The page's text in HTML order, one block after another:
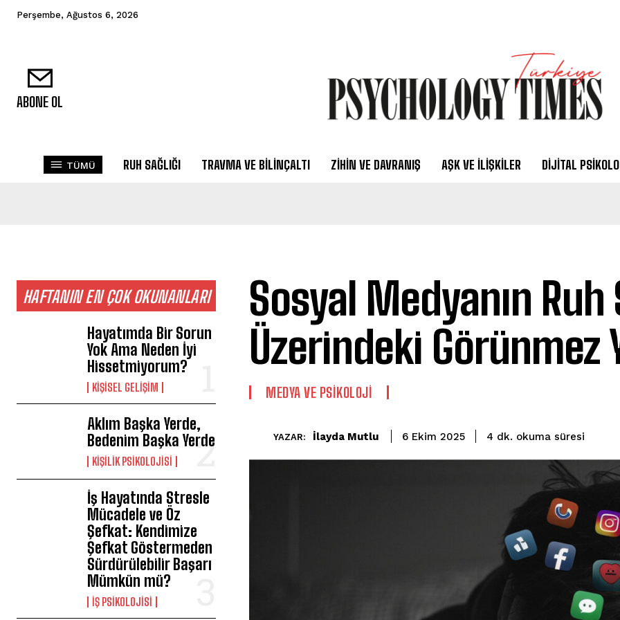
Perşembe, Ağustos 6, 2026
ABONE OL
TÜMÜ RUH SAĞLIĞI TRAVMA VE BILINÇALTI ZIHIN VE DAVRANIŞ AŞK VE İLIŞKILER DIJITAL
HAFTANIN EN ÇOK OKUNANLARI
Hayatımda Bir Sorun
Yok Ama Neden İyi
Hissetmiyorum?
KIŞISEL GELIŞIM
Aklım Başka Yerde,
Bedenim Başka Yerde
KIŞILIK PSIKOLOJISI
İş Hayatında Stresle
Mücadele ve Öz
Şefkat: Kendimize
Şefkat Göstermeden
Sürdürülebilir Başarı
Mümkün mü?
İŞ PSIKOLOJISI
Sosyal Medyanın Ruh
Üzerindeki Görünmez
MEDYA VE PSIKOLOJI
YAZAR: İlayda Mutlu 6 Ekim 2025 4 dk. okuma süresi